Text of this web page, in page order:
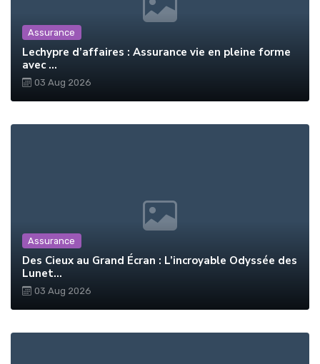
Assurance
Lechypre d’affaires : Assurance vie en pleine forme
avec ...
03 Aug 2026
Assurance
Des Cieux au Grand Écran : L’incroyable Odyssée des
Lunet...
03 Aug 2026